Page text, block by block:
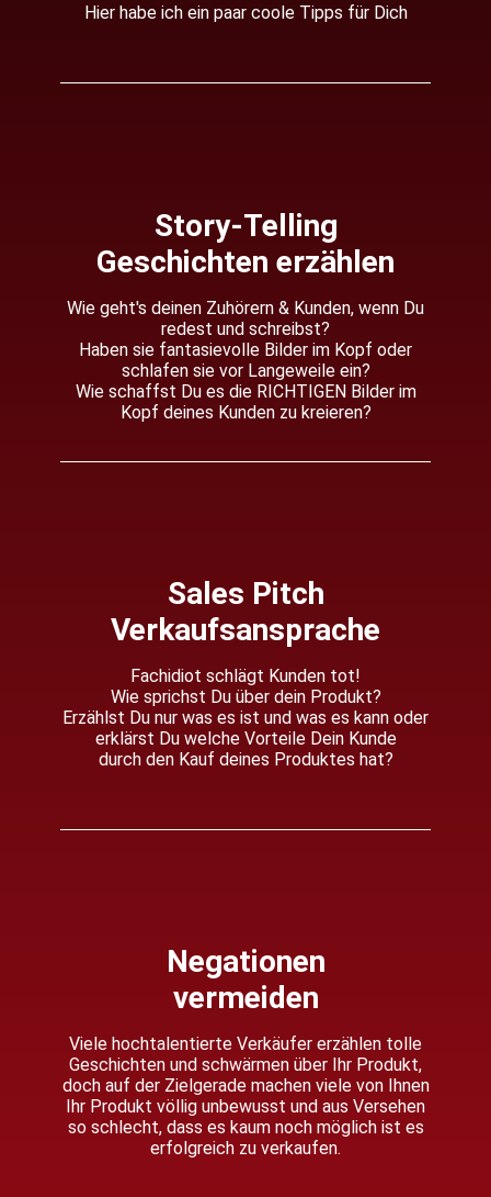
Hier habe ich ein paar coole Tipps für Dich
Story-Telling
Geschichten erzählen
Wie geht's deinen Zuhörern & Kunden, wenn Du
redest und schreibst?
Haben sie fantasievolle Bilder im Kopf oder
schlafen sie vor Langeweile ein?
Wie schaffst Du es die RICHTIGEN Bilder im
Kopf deines Kunden zu kreieren?
Sales Pitch
Verkaufsansprache
Fachidiot schlägt Kunden tot!
Wie sprichst Du über dein Produkt?
Erzählst Du nur was es ist und was es kann oder
erklärst Du welche Vorteile Dein Kunde
durch den Kauf deines Produktes hat?
Negationen
vermeiden​
Viele hochtalentierte Verkäufer erzählen tolle
Geschichten und schwärmen über Ihr Produkt,
doch auf der Zielgerade machen viele von Ihnen
Ihr Produkt völlig unbewusst und aus Versehen
so schlecht, dass es kaum noch möglich ist es
erfolgreich zu verkaufen.